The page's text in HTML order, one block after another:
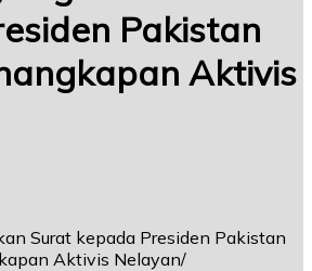
Pakistan
Aktivis
Surat kepada Presiden Pakistan
Aktivis Nelayan